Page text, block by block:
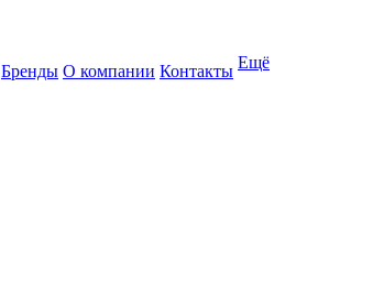
Бренды О компании Контакты Ещё